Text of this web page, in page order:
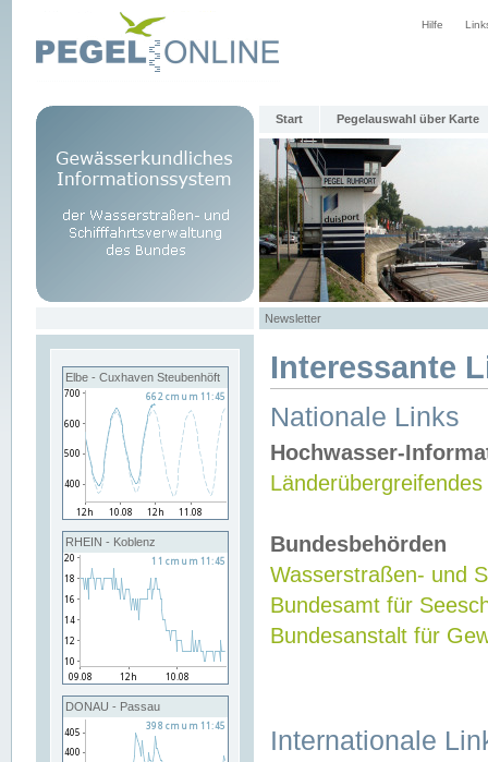
Hilfe
Start Pegelauswahl über Karte
Newsletter
Elbe - Cuxhaven Steubenhöft
RHEIN - Koblenz
DONAU - Passau
Interessante
Nationale Links
Hochwasser-
Bundesbehörden
Wasserstraßen- und
Bundesamt für
Bundesanstalt für
Internationale